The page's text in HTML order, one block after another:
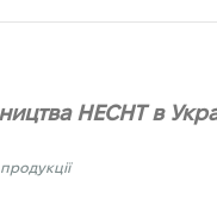
HECHT в